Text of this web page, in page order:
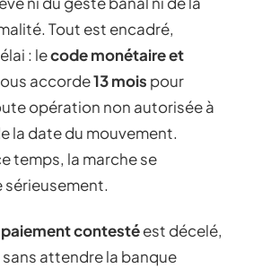
Tout est encadré,
: lecode monétaire et
accorde13 mois pour
opération non autorisée à
la date du mouvement.
temps, la marche se
paiement contestéest décelé,
attendre la banque